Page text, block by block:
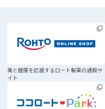
美と健康を応援するロート製薬の通販サ
イト